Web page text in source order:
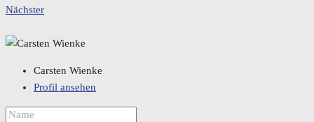
Nächster
Carsten Wienke
Profil ansehen